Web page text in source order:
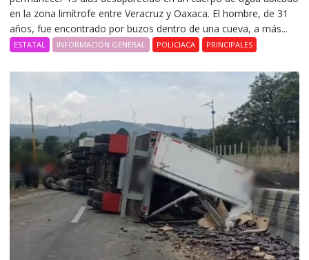
en la zona limítrofe entre Veracruz y Oaxaca. El hombre, de 31
años, fue encontrado por buzos dentro de una cueva, a más...
ESTATAL INFORMACIÓN GENERAL POLICIACA PRINCIPALES